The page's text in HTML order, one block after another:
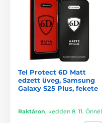
Tel Protect 6D Matt
edzett üveg, Samsung
Galaxy S25 Plus, fekete
Raktáron, kedden 8. 11. Önnél